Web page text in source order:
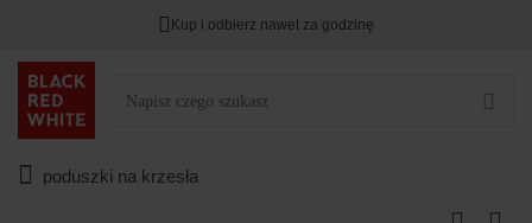
Kup i odbierz nawet za godzinę
poduszki na krzesła